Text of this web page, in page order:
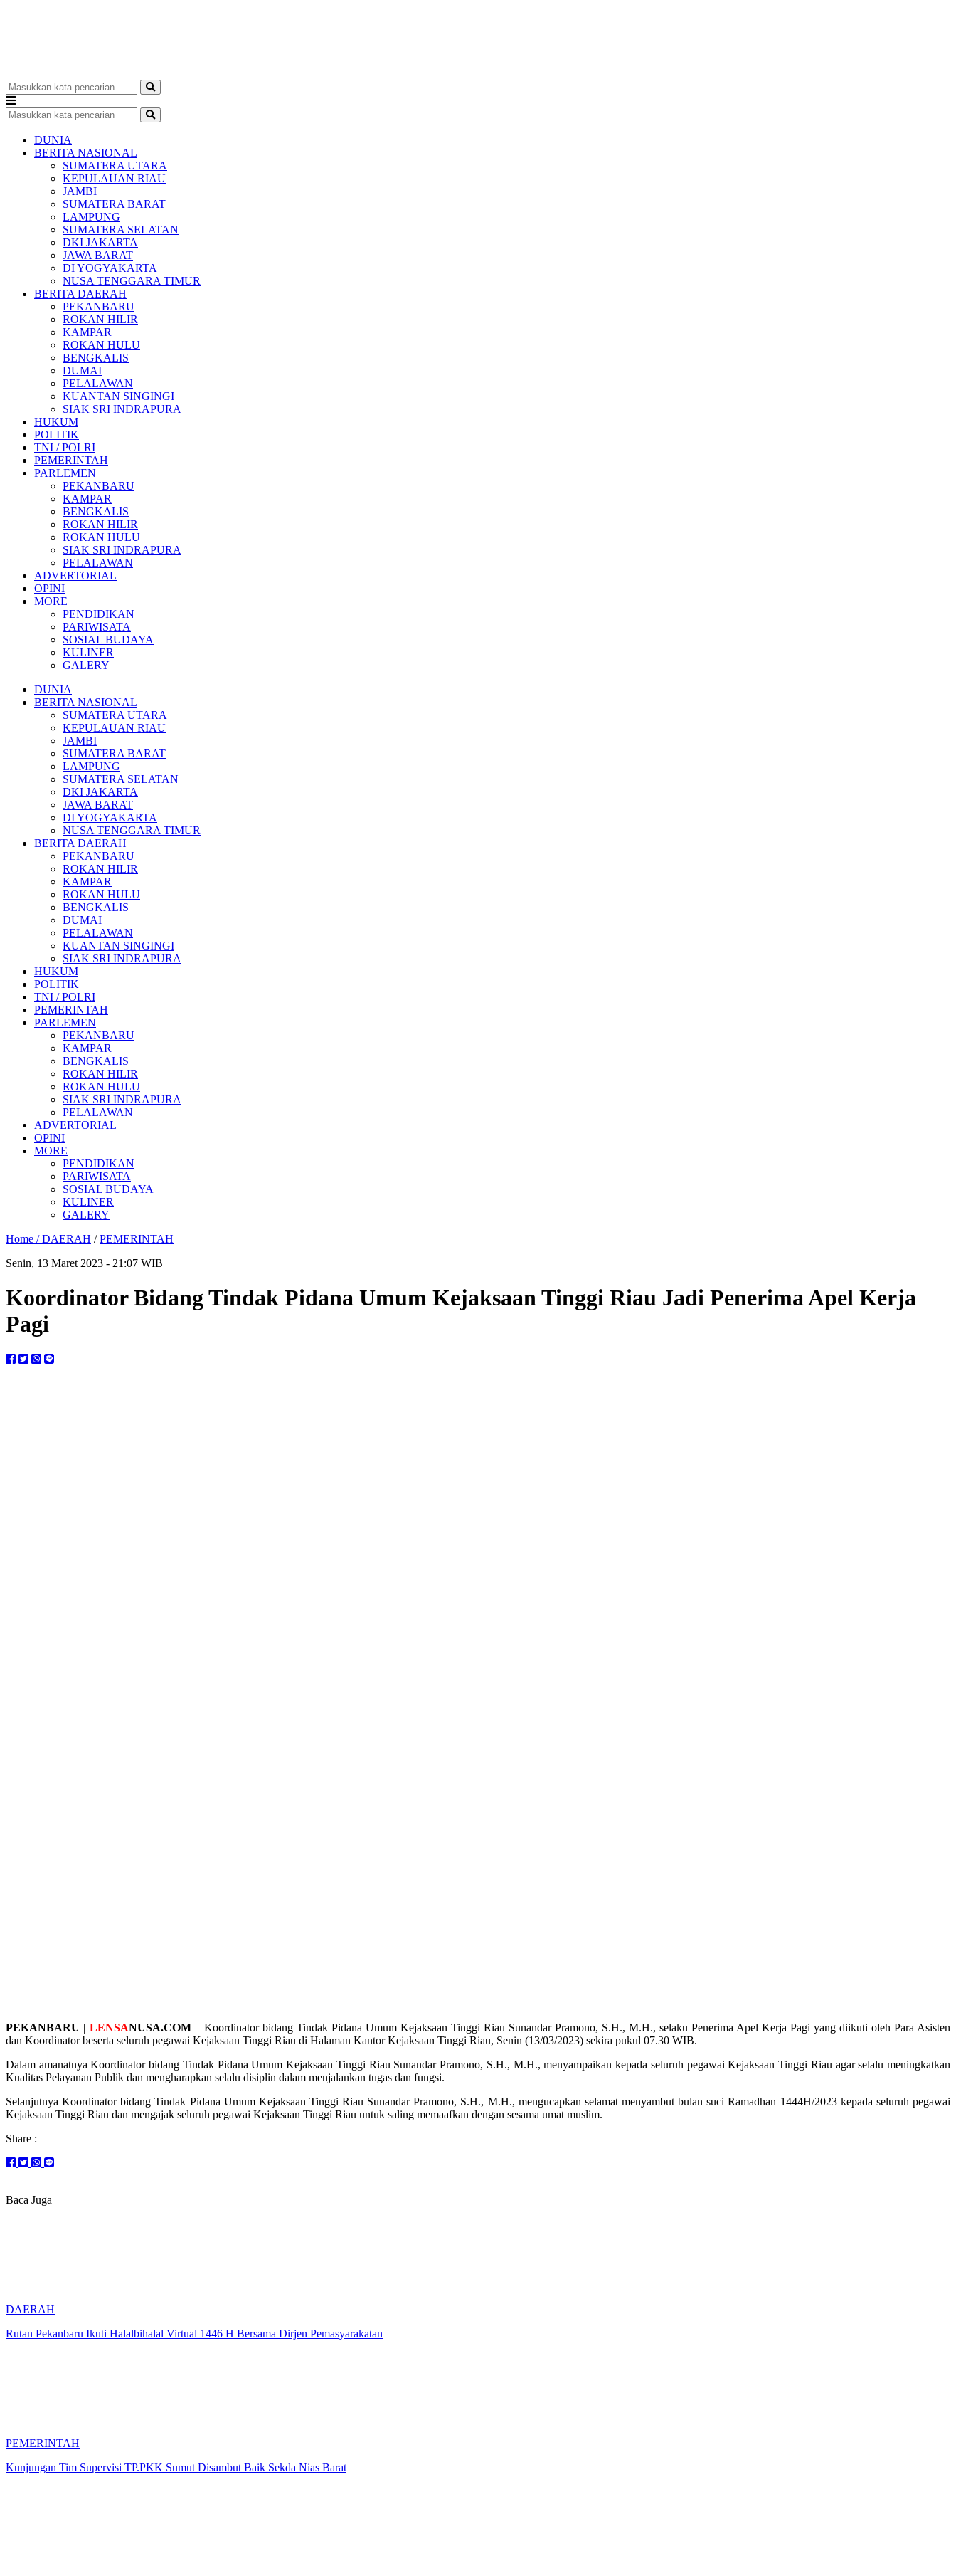
DUNIA
BERITA NASIONAL
SUMATERA UTARA
KEPULAUAN RIAU
JAMBI
SUMATERA BARAT
LAMPUNG
SUMATERA SELATAN
DKI JAKARTA
JAWA BARAT
DI YOGYAKARTA
NUSA TENGGARA TIMUR
BERITA DAERAH
PEKANBARU
ROKAN HILIR
KAMPAR
ROKAN HULU
BENGKALIS
DUMAI
PELALAWAN
KUANTAN SINGINGI
SIAK SRI INDRAPURA
HUKUM
POLITIK
TNI / POLRI
PEMERINTAH
PARLEMEN
PEKANBARU
KAMPAR
BENGKALIS
ROKAN HILIR
ROKAN HULU
SIAK SRI INDRAPURA
PELALAWAN
ADVERTORIAL
OPINI
MORE
PENDIDIKAN
PARIWISATA
SOSIAL BUDAYA
KULINER
GALERY
DUNIA
BERITA NASIONAL
SUMATERA UTARA
KEPULAUAN RIAU
JAMBI
SUMATERA BARAT
LAMPUNG
SUMATERA SELATAN
DKI JAKARTA
JAWA BARAT
DI YOGYAKARTA
NUSA TENGGARA TIMUR
BERITA DAERAH
PEKANBARU
ROKAN HILIR
KAMPAR
ROKAN HULU
BENGKALIS
DUMAI
PELALAWAN
KUANTAN SINGINGI
SIAK SRI INDRAPURA
HUKUM
POLITIK
TNI / POLRI
PEMERINTAH
PARLEMEN
PEKANBARU
KAMPAR
BENGKALIS
ROKAN HILIR
ROKAN HULU
SIAK SRI INDRAPURA
PELALAWAN
ADVERTORIAL
OPINI
MORE
PENDIDIKAN
PARIWISATA
SOSIAL BUDAYA
KULINER
GALERY
Home /DAERAH /PEMERINTAH
Senin, 13 Maret 2023 - 21:07 WIB
Koordinator Bidang Tindak Pidana Umum Kejaksaan Tinggi Riau Jadi Penerima Apel Kerja
Pagi
PEKANBARU | LENSANUSA.COM – Koordinator bidang Tindak Pidana Umum Kejaksaan Tinggi Riau Sunandar Pramono, S.H., M.H., selaku Penerima Apel Kerja Pagi yang diikuti oleh Para Asisten
dan Koordinator beserta seluruh pegawai Kejaksaan Tinggi Riau di Halaman Kantor Kejaksaan Tinggi Riau, Senin (13/03/2023) sekira pukul 07.30 WIB.
Dalam amanatnya Koordinator bidang Tindak Pidana Umum Kejaksaan Tinggi Riau Sunandar Pramono, S.H., M.H., menyampaikan kepada seluruh pegawai Kejaksaan Tinggi Riau agar selalu meningkatkan
Kualitas Pelayanan Publik dan mengharapkan selalu disiplin dalam menjalankan tugas dan fungsi.
Selanjutnya Koordinator bidang Tindak Pidana Umum Kejaksaan Tinggi Riau Sunandar Pramono, S.H., M.H., mengucapkan selamat menyambut bulan suci Ramadhan 1444H/2023 kepada seluruh pegawai
Kejaksaan Tinggi Riau dan mengajak seluruh pegawai Kejaksaan Tinggi Riau untuk saling memaafkan dengan sesama umat muslim.
Share :
Baca Juga
DAERAH
Rutan Pekanbaru Ikuti Halalbihalal Virtual 1446 H Bersama Dirjen Pemasyarakatan
PEMERINTAH
Kunjungan Tim Supervisi TP.PKK Sumut Disambut Baik Sekda Nias Barat